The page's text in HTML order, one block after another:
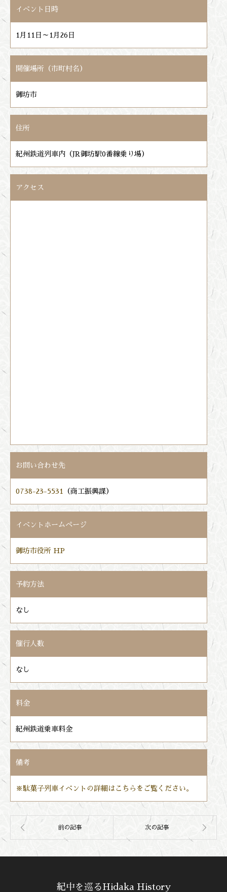
イベント日時
1月11日～1月26日
開催場所（市町村名）
御坊市
住所
紀州鉄道列車内（JR御坊駅0番線乗り場）
アクセス
お問い合わせ先
0738-23-5531 （商工振興課）
イベントホームページ
御坊市役所 HP
予約方法
なし
催行人数
なし
料金
紀州鉄道乗車料金
備考
※駄菓子列車イベントの詳細はこちらをご覧ください。
紀中を巡るHidaka History